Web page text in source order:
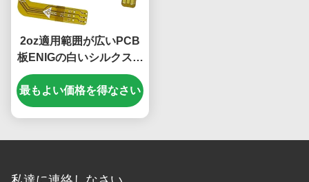
2oz適用範囲が広いPCB
板ENIGの白いシルクスク
リーンPCB 1つの層の屈
曲PCB
最もよい価格を得なさい